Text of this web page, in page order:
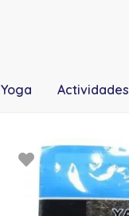
Yoga Actividades